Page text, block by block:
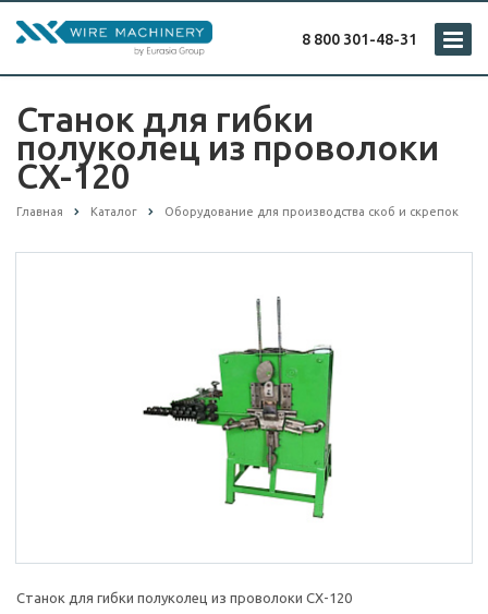
8 800 301-48-31
Станок для гибки
полуколец из проволоки
CX-120
Главная Каталог Оборудование для производства скоб и скрепок
Станок для гибки полуколец из проволоки CX-120